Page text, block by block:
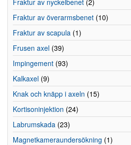
Fraktur av nyckelbenet (2)
Fraktur av överarmsbenet (10)
Fraktur av scapula (1)
Frusen axel (39)
Impingement (93)
Kalkaxel (9)
Knak och knäpp i axeln (15)
Kortisoninjektion (24)
Labrumskada (23)
Magnetkameraundersökning (1)